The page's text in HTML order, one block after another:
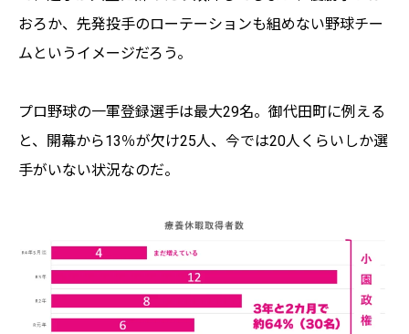
おろか、先発投手のローテーションも組めない野球チー
ムというイメージだろう。
プロ野球の一軍登録選手は最大29名。御代田町に例える
と、開幕から13％が欠け25人、今では20人くらいしか選
手がいない状況なのだ。